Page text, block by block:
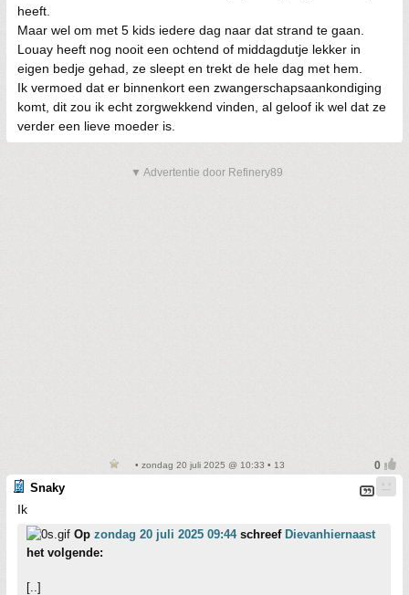
heeft.
Maar wel om met 5 kids iedere dag naar dat strand te gaan.
Louay heeft nog nooit een ochtend of middagdutje lekker in
eigen bedje gehad, ze sleept en trekt de hele dag met hem.
Ik vermoed dat er binnenkort een zwangerschapsaankondiging
komt, dit zou ik echt zorgwekkend vinden, al geloof ik wel dat ze
verder een lieve moeder is.
▼ Advertentie door Refinery89
• zondag 20 juli 2025 @ 10:33 • 13
Snaky
Ik
Op zondag 20 juli 2025 09:44schreef Dievanhiernaast
het volgende:
[..]